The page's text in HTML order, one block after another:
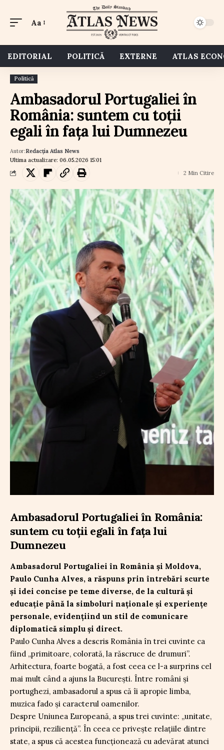
Aa
EDITORIAL POLITICĂ EXTERNE ATLAS
Politică
Ambasadorul Portugaliei în
România: suntem cu toții
egali în fața lui Dumnezeu
Ultima actualizare: 06.05.2026 15:01
Autor:Redacția Atlas News
2 Min Citire
Ambasadorul Portugaliei în România:
suntem cu toții egali în fața lui
Dumnezeu
Ambasadorul Portugaliei în România și Moldova,
Paulo Cunha Alves, a răspuns prin întrebări scurte
și idei concise pe teme diverse, de la cultură și
educație până la simboluri naționale și experiențe
personale, evidențiind un stil de comunicare
diplomatică simplu și direct.
Paulo Cunha Alves a descris România în trei cuvinte ca
fiind „primitoare, colorată, la răscruce de drumuri”.
Arhitectura, foarte bogată, a fost ceea ce l-a surprins cel
mai mult când a ajuns la București. Între români și
portughezi, ambasadorul a spus că îi apropie limba,
muzica fado și caracterul oamenilor.
Despre Uniunea Europeană, a spus trei cuvinte: „unitate,
principii, reziliență”. În ceea ce privește relațiile dintre
state, a spus că acestea funcționează cu adevărat atunci